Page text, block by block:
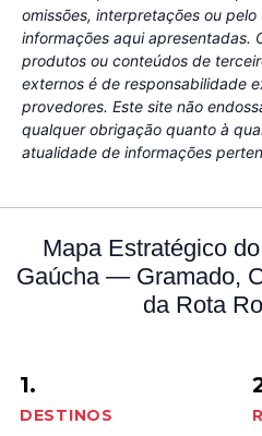
omissões, interpretações ou
informações aqui apresentadas.
produtos ou conteúdos de
externos é de responsabilidade
provedores. Este site não
qualquer obrigação quanto à
atualidade de informações
Mapa Estratégico
Gaúcha — Gramado,
da Rota
1.
DESTINOS